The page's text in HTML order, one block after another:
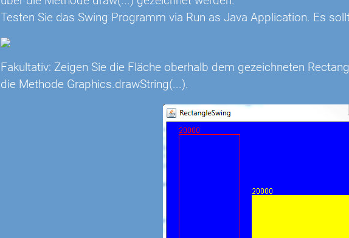
Testen Sie das Swing Programm via Run as Java Application. Es
Fakultativ: Zeigen Sie die Fläche oberhalb dem gezeichneten
die Methode Graphics.drawString(...).